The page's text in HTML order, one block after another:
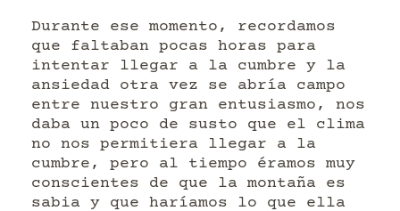
Durante ese momento, recordamos
que faltaban pocas horas para
intentar llegar a la cumbre y la
ansiedad otra vez se abría campo
entre nuestro gran entusiasmo, nos
daba un poco de susto que el clima
no nos permitiera llegar a la
cumbre, pero al tiempo éramos muy
conscientes de que la montaña es
sabia y que haríamos lo que ella